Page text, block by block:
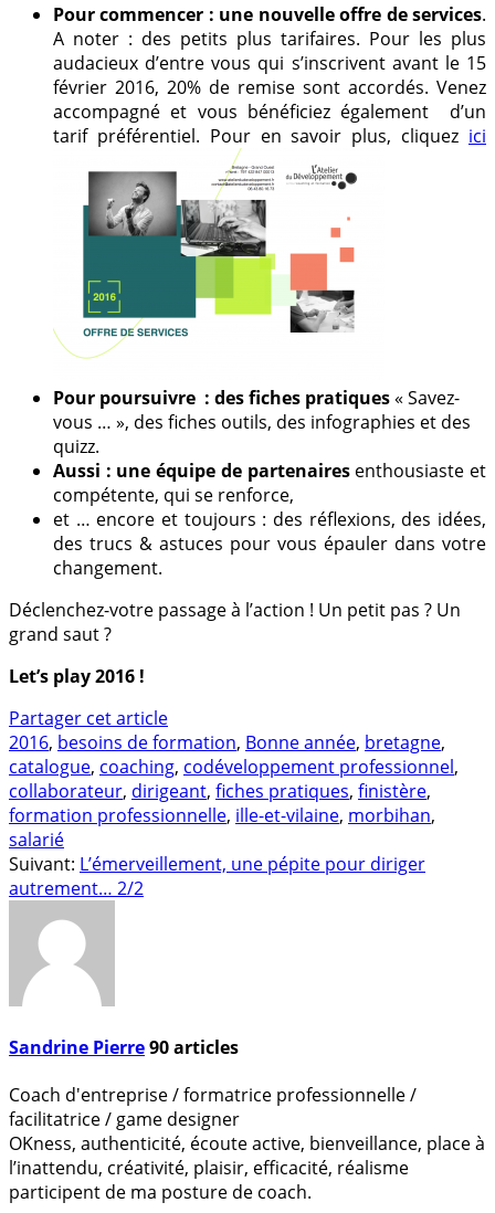
Pour commencer : une nouvelle offre de services.
A noter : des petits plus tarifaires. Pour les plus
audacieux d’entre vous qui s’inscrivent avant le 15
février 2016, 20% de remise sont accordés. Venez
accompagné et vous bénéficiez également d’un
tarif préférentiel. Pour en savoir plus, cliquez ici
Pour poursuivre : des fiches pratiques« Savez-
vous … », des fiches outils, des infographies et des
quizz.
Aussi : une équipe de partenairesenthousiaste et
compétente, qui se renforce,
et … encore et toujours : des réflexions, des idées,
des trucs & astuces pour vous épauler dans votre
changement.
Déclenchez-votre passage à l’action ! Un petit pas ? Un
grand saut ?
Let’s play 2016 !
Partager cet article
2016, besoins de formation, Bonne année, bretagne,
catalogue, coaching, codéveloppement professionnel,
collaborateur, dirigeant, fiches pratiques, finistère,
formation professionnelle, ille-et-vilaine, morbihan,
salarié
Suivant: L’émerveillement, une pépite pour diriger
autrement… 2/2
Sandrine Pierre90articles
Coach d'entreprise / formatrice professionnelle /
facilitatrice / game designer
OKness, authenticité, écoute active, bienveillance, place à
l’inattendu, créativité, plaisir, efficacité, réalisme
participent de ma posture de coach.